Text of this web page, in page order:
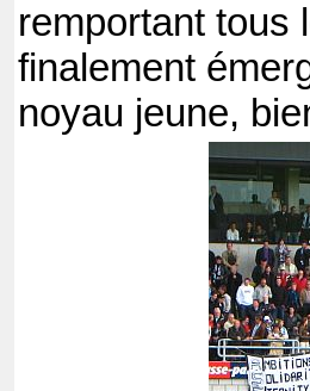
remportant tous
finalement
noyau jeune,